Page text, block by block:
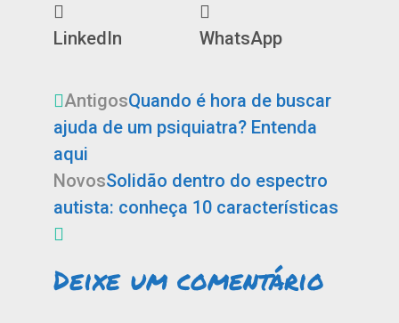
LinkedIn WhatsApp
AntigosQuando é hora de buscar
ajuda de um psiquiatra? Entenda
aqui
NovosSolidão dentro do espectro
autista: conheça 10 características
Deixe um comentário